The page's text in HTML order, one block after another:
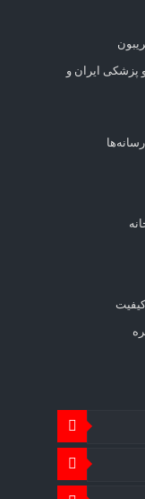
پزشکی ایران و